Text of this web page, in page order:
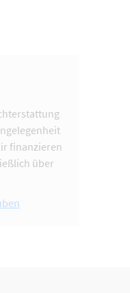
finanzieren
über